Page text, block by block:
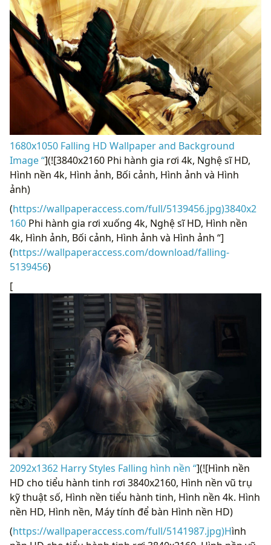
1680x1050 Falling HD Wallpaper and Background
Image “](![3840x2160 Phi hành gia rơi 4k, Nghệ sĩ HD,
Hình nền 4k, Hình ảnh, Bối cảnh, Hình ảnh và Hình
ảnh)
(https://wallpaperaccess.com/full/5139456.jpg)3840x2
160 Phi hành gia rơi xuống 4k, Nghệ sĩ HD, Hình nền
4k, Hình ảnh, Bối cảnh, Hình ảnh và Hình ảnh “]
(https://wallpaperaccess.com/download/falling-
5139456)
[
2092x1362 Harry Styles Falling hình nền “](![Hình nền
HD cho tiểu hành tinh rơi 3840x2160, Hình nền vũ trụ
kỹ thuật số, Hình nền tiểu hành tinh, Hình nền 4k. Hình
nền HD, Hình nền, Máy tính để bàn Hình nền HD)
(https://wallpaperaccess.com/full/5141987.jpg)Hình